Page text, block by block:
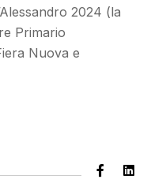
2024 (la
Primario
Nuova e